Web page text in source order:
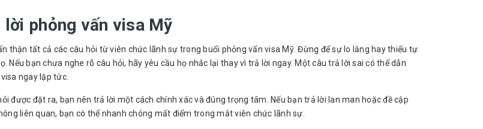
phỏng vấn visa Mỹ
thận tất cả các câu hỏi từ viên chức lãnh sự trong buổi phỏng vấn visa Mỹ. Đừng để sự lo lắng hay thiếu tự
Nếu bạn chưa nghe rõ câu hỏi, hãy yêu cầu họ nhắc lại thay vì trả lời ngay. Một câu trả lời sai có thể dẫn
ngay lập tức.
được đặt ra, bạn nên trả lời một cách chính xác và đúng trọng tâm. Nếu bạn trả lời lan man hoặc đề cập
liên quan, bạn có thể nhanh chóng mất điểm trong mắt viên chức lãnh sự.